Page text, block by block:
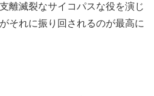
離滅裂なサイコパスな役を演じ
それに振り回されるのが最高に